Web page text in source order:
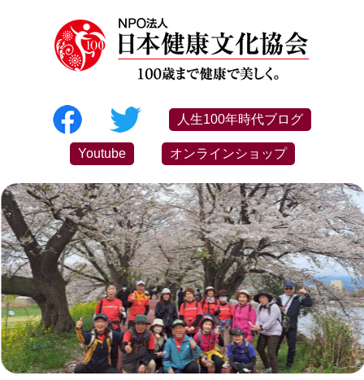
人生100年時代ブログ
Youtube オンラインショップ